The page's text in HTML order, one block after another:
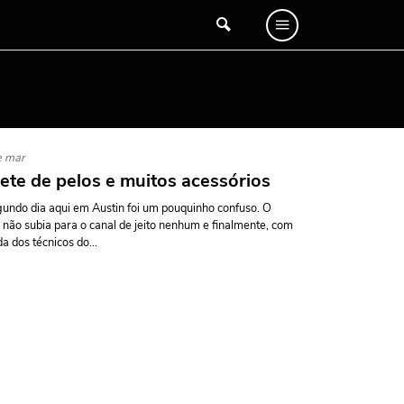
mar
de pelos e muitos acessórios
dia aqui em Austin foi um pouquinho confuso. O
subia para o canal de jeito nenhum e finalmente, com
dos técnicos do...